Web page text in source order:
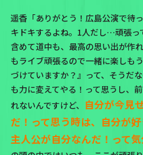
遥香「ありがとう！広島公演で待
キドキするよね。1人だし…頑張っ
含めて道中も、最高の思い出が作
もライブ頑張るので一緒に楽しも
づけていますか？』って、そうだ
も力に変えてやる！って思うし、
れないんですけど、 自分が今見
だ！って思う時は、自分が
主人公が自分なんだ！って気